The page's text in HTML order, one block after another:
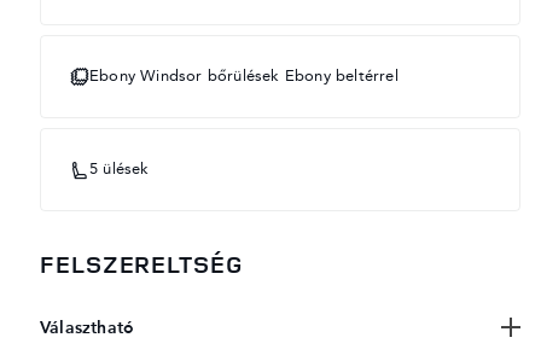
Ebony Windsor bőrülések Ebony beltérrel
5 ülések
FELSZERELTSÉG
Választható